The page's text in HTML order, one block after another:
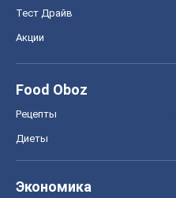
Тест Драйв
Акции
Food Oboz
Рецепты
Диеты
Экономика